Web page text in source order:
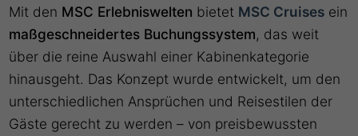
Mit den MSC Erlebniswelten bietet MSC Cruises ein
maßgeschneidertes Buchungssystem, das weit
über die reine Auswahl einer Kabinenkategorie
hinausgeht. Das Konzept wurde entwickelt, um den
unterschiedlichen Ansprüchen und Reisestilen der
Gäste gerecht zu werden – von preisbewussten